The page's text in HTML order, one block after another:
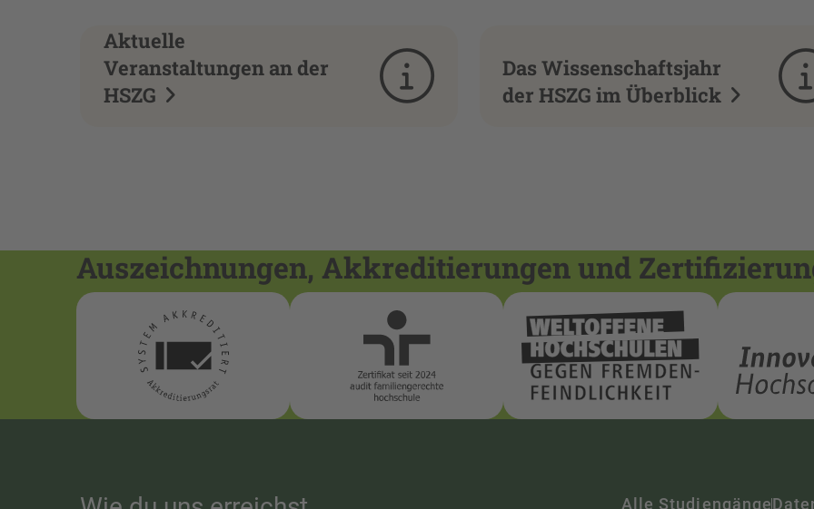
Aktuelle
Veranstaltungen an der
HSZG
Das Wissenschaftsjahr
der HSZG im Überblick
Auszeichnungen, Akkreditierungen und
Alle Studiengänge